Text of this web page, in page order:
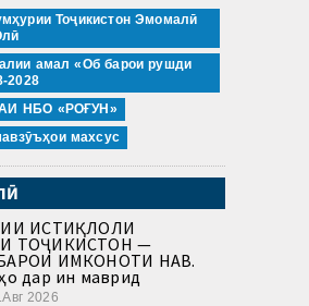
Тоҷикистон Эмомалӣ
амал «Об барои рушди
2028
НБО «РОҒУН»
махсус
ИСТИҚЛОЛИ
ТОҶИКИСТОН —
ИМКОНОТИ НАВ.
дар ин маврид
2026